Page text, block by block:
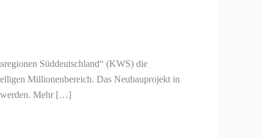
Süddeutschland“ (KWS) die
Millionenbereich. Das Neubauprojekt in
werden. Mehr […]